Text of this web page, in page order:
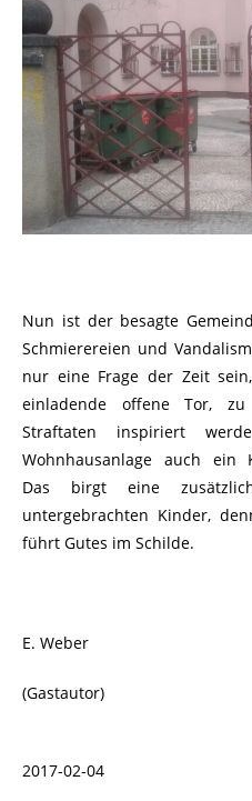
Nun ist der besagte
Schmierereien und
nur eine Frage der Zeit
einladende offene Tor,
Straftaten inspiriert
Wohnhausanlage auch ein
Das birgt eine
untergebrachten Kinder,
führt Gutes im Schilde.
E. Weber
(Gastautor)
2017-02-04